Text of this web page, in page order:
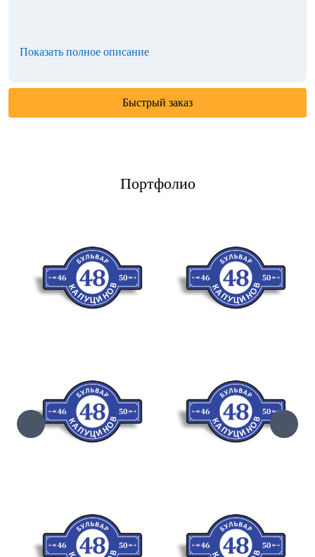
Показать полное описание
Быстрый заказ
Портфолио